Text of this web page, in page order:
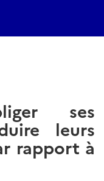
ses
leurs
rapport à